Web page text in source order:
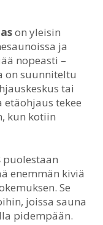
on yleisin
ja
nopeasti –
on suunniteltu
tai
tekee
kun kotiin
puolestaan
enemmän kiviä
Se
joissa sauna
pidempään.